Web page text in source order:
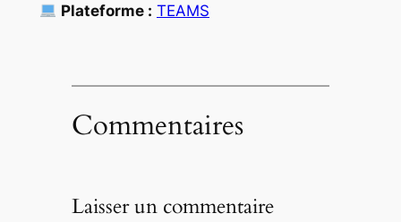
Plateforme : TEAMS
Commentaires
Laisser un commentaire